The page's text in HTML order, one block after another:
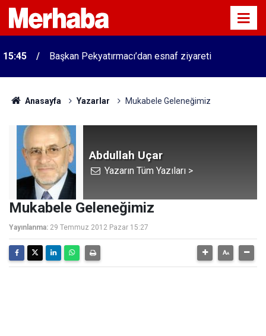
15:45 Başkan Pekyatırmacı’dan esnaf ziyareti
Anasayfa Yazarlar Mukabele Geleneğimiz
Abdullah Uçar
Yazarın Tüm Yazıları >
Mukabele Geleneğimiz
Yayınlanma: 29 Temmuz 2012 Pazar 15:27